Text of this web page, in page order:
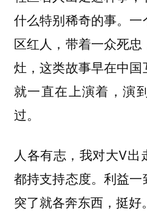
什么特别稀奇的事。
区红人，带着一众死
灶，这类故事早在中国
就一直在上演着，演
过。
人各有志，我对大V出
都持支持态度。利益
突了就各奔东西，挺好。